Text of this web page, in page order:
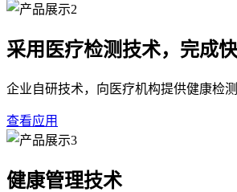
采用医疗检测技术，完成
企业自研技术，向医疗机构提供健康检
查看应用
健康管理技术